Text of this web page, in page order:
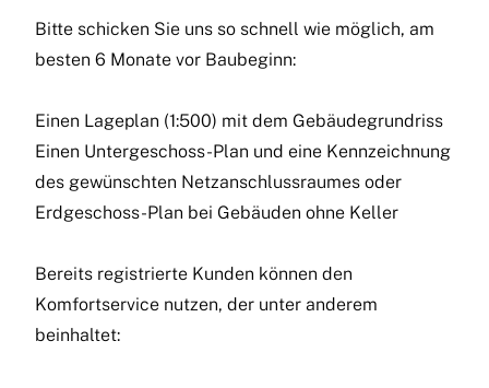
Bitte schicken Sie uns so schnell wie möglich, am
besten 6 Monate vor Baubeginn:
Einen Lageplan (1:500) mit dem Gebäudegrundriss
Einen Untergeschoss-Plan und eine Kennzeichnung
des gewünschten Netzanschlussraumes oder
Erdgeschoss-Plan bei Gebäuden ohne Keller
Bereits registrierte Kunden können den
Komfortservice nutzen, der unter anderem
beinhaltet: